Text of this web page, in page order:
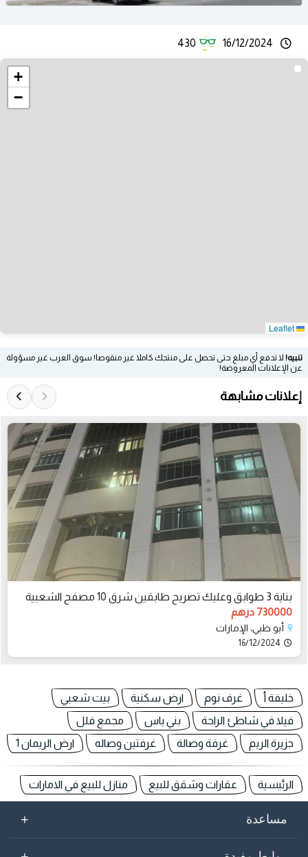
16/12/2024
430
+
−
تنبيه! لا تدفع أي مبلغ حتى تحصل على منتجك كاملا غير منقوصا! سوق العرب غير مسؤولة
عن الإعلانات المعروضة!
إعلانات مشابهة
بناية 3 طوابق وعليك تصريح طابقين شرق 10 مصفح الشعبية
730000 درهم
أبو ظبي، الإمارات
16/12/2024
خليفة أ غرف نوم ارض سكنية
بيت شعبي
فيلا في شاطئ الراحة
بني ياس
مجمع فلل
جزيرة الريم
غرفة وصالة غرفتين وصاله ارض الريمان 1
الرئيسية عقارات وشقق للبيع منازل للبيع في الامارات
مساعدة +